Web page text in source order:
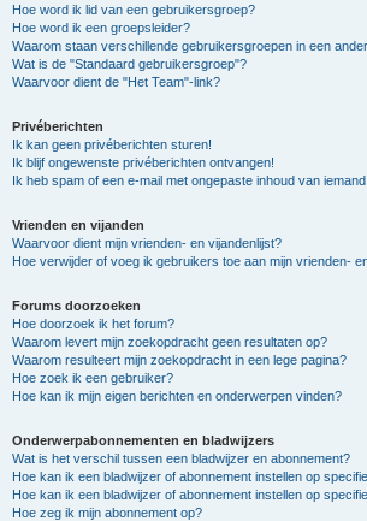
Hoe word ik lid van een gebruikersgroep?
Hoe word ik een groepsleider?
Waarom staan verschillende gebruikersgroepen in een
Wat is de "Standaard gebruikersgroep"?
Waarvoor dient de "Het Team"-link?
Privéberichten
Ik kan geen privéberichten sturen!
Ik blijf ongewenste privéberichten ontvangen!
Ik heb spam of een e-mail met ongepaste inhoud van
Vrienden en vijanden
Waarvoor dient mijn vrienden- en vijandenlijst?
Hoe verwijder of voeg ik gebruikers toe aan mijn vrienden-
Forums doorzoeken
Hoe doorzoek ik het forum?
Waarom levert mijn zoekopdracht geen resultaten op?
Waarom resulteert mijn zoekopdracht in een lege pagina?
Hoe zoek ik een gebruiker?
Hoe kan ik mijn eigen berichten en onderwerpen vinden?
Onderwerpabonnementen en bladwijzers
Wat is het verschil tussen een bladwijzer en abonnement?
Hoe kan ik een bladwijzer of abonnement instellen op
Hoe kan ik een bladwijzer of abonnement instellen op
Hoe zeg ik mijn abonnement op?